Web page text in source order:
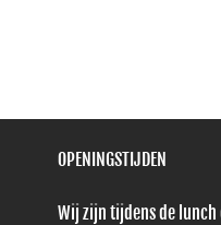
OPENINGSTIJDEN
Wij zijn tijdens de lunch